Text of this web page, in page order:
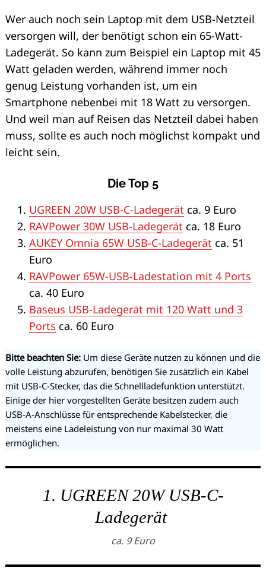
Wer auch noch sein Laptop mit dem USB-Netzteil
versorgen will, der benötigt schon ein 65-Watt-
Ladegerät. So kann zum Beispiel ein Laptop mit 45
Watt geladen werden, während immer noch
genug Leistung vorhanden ist, um ein
Smartphone nebenbei mit 18 Watt zu versorgen.
Und weil man auf Reisen das Netzteil dabei haben
muss, sollte es auch noch möglichst kompakt und
leicht sein.
Die Top 5
UGREEN 20W USB-C-Ladegerät ca. 9 Euro
RAVPower 30W USB-Ladegerät ca. 18 Euro
AUKEY Omnia 65W USB-C-Ladegerät ca. 51
Euro
RAVPower 65W-USB-Ladestation mit 4 Ports
ca. 40 Euro
Baseus USB-Ladegerät mit 120 Watt und 3
Ports ca. 60 Euro
Bitte beachten Sie: Um diese Geräte nutzen zu können und die
volle Leistung abzurufen, benötigen Sie zusätzlich ein Kabel
mit USB-C-Stecker, das die Schnellladefunktion unterstützt.
Einige der hier vorgestellten Geräte besitzen zudem auch
USB-A-Anschlüsse für entsprechende Kabelstecker, die
meistens eine Ladeleistung von nur maximal 30 Watt
ermöglichen.
1. UGREEN 20W USB-C-
Ladegerät
ca. 9 Euro